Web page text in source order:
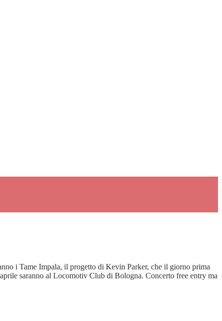
i Tame Impala, il progetto di Kevin Parker, che il giorno prima
saranno al Locomotiv Club di Bologna. Concerto free entry ma